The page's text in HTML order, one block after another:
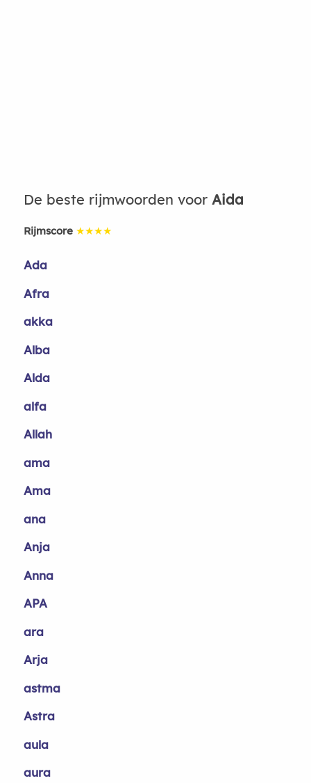
De beste rijmwoorden voor Aida
Rijmscore ★★★★
Ada
Afra
akka
Alba
Alda
alfa
Allah
ama
Ama
ana
Anja
Anna
APA
ara
Arja
astma
Astra
aula
aura